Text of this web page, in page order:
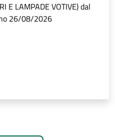
E LAMPADE VOTIVE) dal
26/08/2026